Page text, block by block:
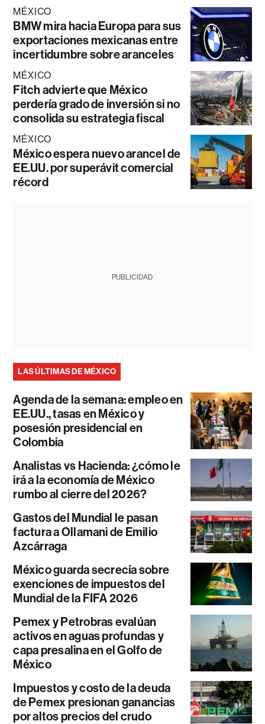
MÉXICO
BMW mira hacia Europa para sus
exportaciones mexicanas entre
incertidumbre sobre aranceles
MÉXICO
Fitch advierte que México
perdería grado de inversión si no
consolida su estrategia fiscal
MÉXICO
México espera nuevo arancel de
EE.UU. por superávit comercial
récord
PUBLICIDAD
LAS ÚLTIMAS DE MÉXICO
Agenda de la semana: empleo en
EE.UU., tasas en México y
posesión presidencial en
Colombia
Analistas vs Hacienda: ¿cómo le
irá a la economía de México
rumbo al cierre del 2026?
Gastos del Mundial le pasan
factura a Ollamani de Emilio
Azcárraga
México guarda secrecía sobre
exenciones de impuestos del
Mundial de la FIFA 2026
Pemex y Petrobras evalúan
activos en aguas profundas y
capa presalina en el Golfo de
México
Impuestos y costo de la deuda
de Pemex presionan ganancias
por altos precios del crudo